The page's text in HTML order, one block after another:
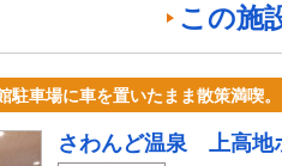
この施
駐車場に車を置いたまま散策満喫。
さわんど温泉 上高地